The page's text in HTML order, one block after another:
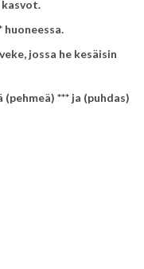
kasvot.
huoneessa.
jossa he kesäisin
*** ja (puhdas)